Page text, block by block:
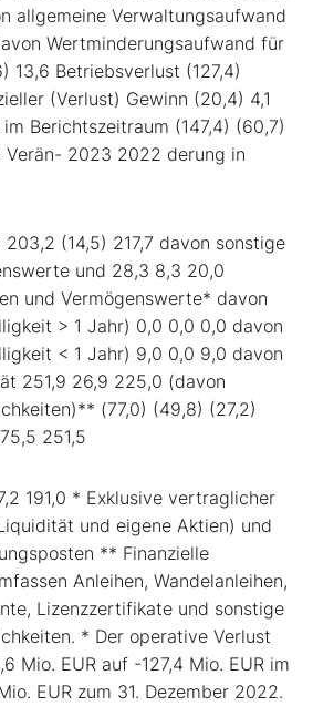
allgemeine Verwaltungsaufwand
Wertminderungsaufwand für
13,6 Betriebsverlust (127,4)
(Verlust) Gewinn (20,4) 4,1
Berichtszeitraum (147,4) (60,7)
Verän- 2023 2022 derung in
(14,5) 217,7 davon sonstige
und 28,3 8,3 20,0
und Vermögenswerte* davon
> 1 Jahr) 0,0 0,0 0,0 davon
< 1 Jahr) 9,0 0,0 9,0 davon
251,9 26,9 225,0 (davon
(77,0) (49,8) (27,2)
251,5
191,0 * Exklusive vertraglicher
und eigene Aktien) und
** Finanzielle
Anleihen, Wandelanleihen,
Lizenzzertifikate und sonstige
* Der operative Verlust
Mio. EUR auf -127,4 Mio. EUR im
EUR zum 31. Dezember 2022.